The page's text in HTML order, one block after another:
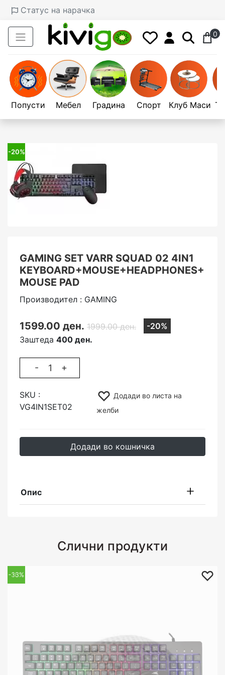
Статус на нарачка
0
Попусти Мебел Градина Спорт Клуб Маси
-20%
GAMING SET VARR SQUAD 02 4IN1
KEYBOARD+MOUSE+HEADPHONES+
MOUSE PAD
Производител : GAMING
1599.00 ден. 1999.00 ден.
-20%
Заштеда 400 ден.
- +
SKU :
VG4IN1SET02
Додади во листа на
желби
Додади во кошничка
Опис
Слични продукти
-16%
-33%